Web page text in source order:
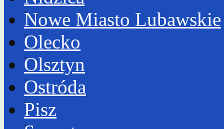
Nowe Miasto Lubawskie
Olecko
Olsztyn
Ostróda
Pisz